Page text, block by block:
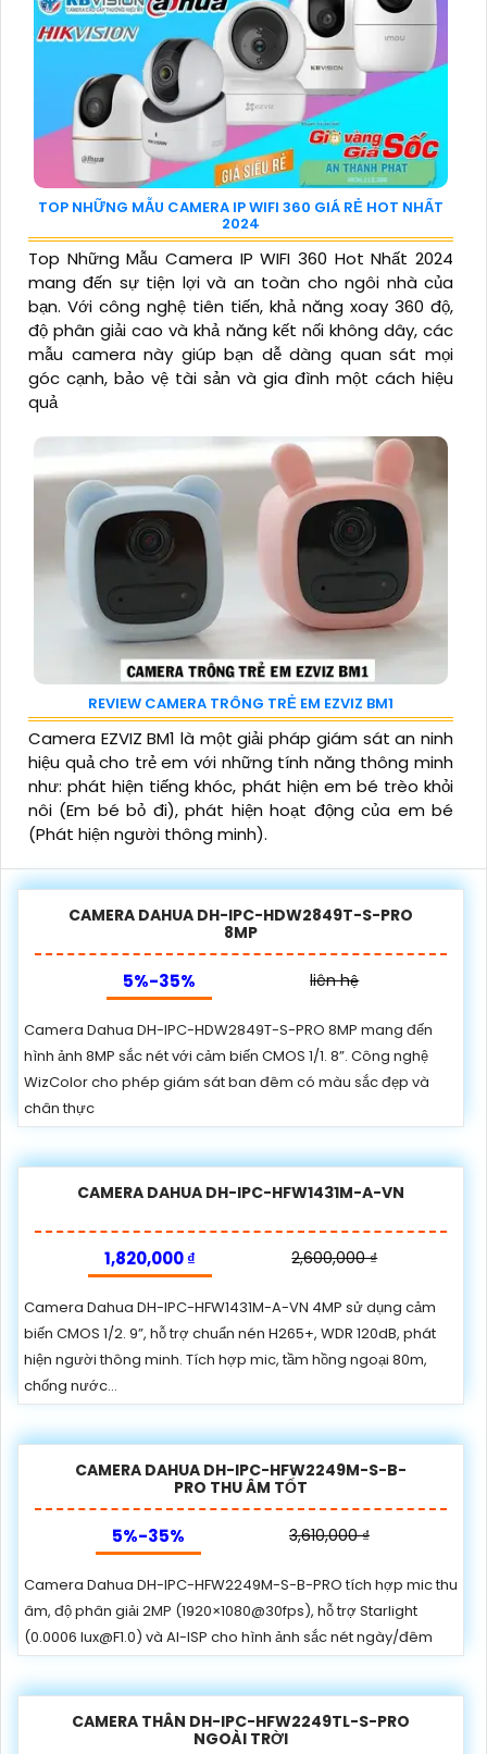
TOP NHỮNG MẪU CAMERA IP WIFI 360 GIÁ RẺ HOT NHẤT
2024
Top Những Mẫu Camera IP WIFI 360 Hot Nhất 2024
mang đến sự tiện lợi và an toàn cho ngôi nhà của
bạn. Với công nghệ tiên tiến, khả năng xoay 360 độ,
độ phân giải cao và khả năng kết nối không dây, các
mẫu camera này giúp bạn dễ dàng quan sát mọi
góc cạnh, bảo vệ tài sản và gia đình một cách hiệu
quả
REVIEW CAMERA TRÔNG TRẺ EM EZVIZ BM1
Camera EZVIZ BM1 là một giải pháp giám sát an ninh
hiệu quả cho trẻ em với những tính năng thông minh
như: phát hiện tiếng khóc, phát hiện em bé trèo khỏi
nôi (Em bé bỏ đi), phát hiện hoạt động của em bé
(Phát hiện người thông minh).
CAMERA DAHUA DH-IPC-HDW2849T-S-PRO
8MP
5%-35% liên hệ
Camera Dahua DH-IPC-HDW2849T-S-PRO 8MP mang đến
hình ảnh 8MP sắc nét với cảm biến CMOS 1/1. 8”. Công nghệ
WizColor cho phép giám sát ban đêm có màu sắc đẹp và
chân thực
CAMERA DAHUA DH-IPC-HFW1431M-A-VN
1,820,000 ₫ 2,600,000 ₫
Camera Dahua DH-IPC-HFW1431M-A-VN 4MP sử dụng cảm
biến CMOS 1/2. 9”, hỗ trợ chuẩn nén H265+, WDR 120dB, phát
hiện người thông minh. Tích hợp mic, tầm hồng ngoại 80m,
chống nước...
CAMERA DAHUA DH-IPC-HFW2249M-S-B-
PRO THU ÂM TỐT
5%-35% 3,610,000 ₫
Camera Dahua DH-IPC-HFW2249M-S-B-PRO tích hợp mic thu
âm, độ phân giải 2MP (1920×1080@30fps), hỗ trợ Starlight
(0.0006 lux@F1.0) và AI-ISP cho hình ảnh sắc nét ngày/đêm
CAMERA THÂN DH-IPC-HFW2249TL-S-PRO
NGOÀI TRỜI